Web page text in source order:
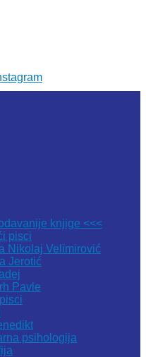
knjige <<<
pisci
Nikolaj Velimirović
Jerotić
Pavle
psihologija